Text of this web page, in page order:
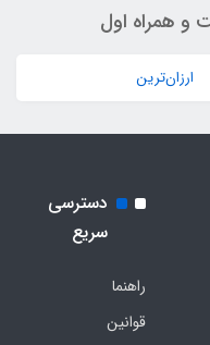
ارزان‌ترین
دسترسی
سریع
راهنما
قوانین